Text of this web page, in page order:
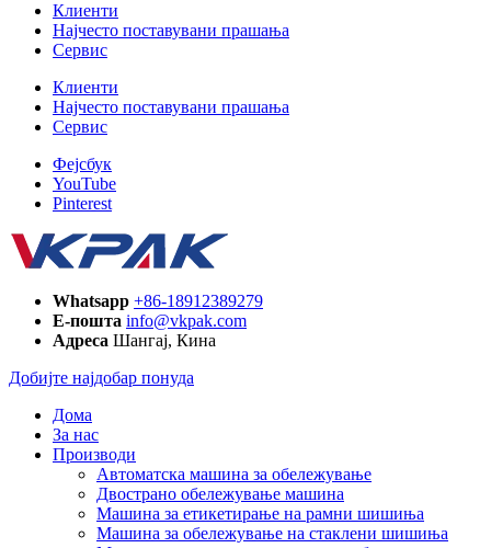
Клиенти
Најчесто поставувани прашања
Сервис
Клиенти
Најчесто поставувани прашања
Сервис
Фејсбук
YouTube
Pinterest
Whatsapp +86-18912389279
Е-пошта info@vkpak.com
Адреса Шангај, Кина
Добијте најдобар понуда
Дома
За нас
Производи
Автоматска машина за обележување
Двострано обележување машина
Машина за етикетирање на рамни шишиња
Машина за обележување на стаклени шишиња